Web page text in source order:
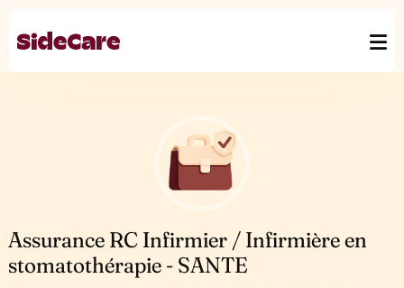
Assurance RC Infirmier / Infirmière en
stomatothérapie - SANTE